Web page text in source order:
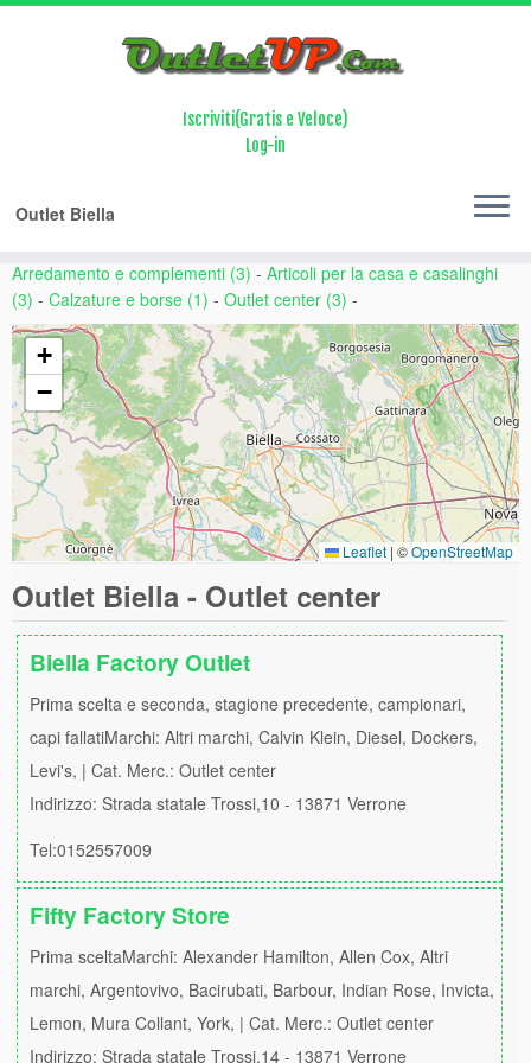
Array ( [0] => citta [1] => regione [2] => provincia [3] => nome )
Iscriviti(Gratis e Veloce)
Log-in
Outlet Biella
Home Province
Arredamento e complementi (3) - Articoli per la casa e casalinghi
(3) - Calzature e borse (1) - Outlet center (3) -
+
−
Leaflet | ©OpenStreetMap
Outlet Biella - Outlet center
Biella Factory Outlet
Prima scelta e seconda, stagione precedente, campionari,
capi fallatiMarchi: Altri marchi, Calvin Klein, Diesel, Dockers,
Levi's, | Cat. Merc.: Outlet center
Indirizzo: Strada statale Trossi,10 - 13871 Verrone
Tel:0152557009
Fifty Factory Store
Prima sceltaMarchi: Alexander Hamilton, Allen Cox, Altri
marchi, Argentovivo, Bacirubati, Barbour, Indian Rose, Invicta,
Lemon, Mura Collant, York, | Cat. Merc.: Outlet center
Indirizzo: Strada statale Trossi,14 - 13871 Verrone